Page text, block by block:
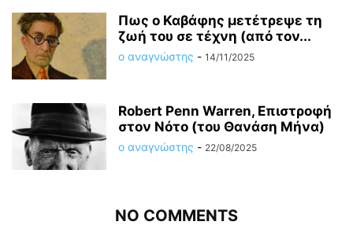
Πως ο Καβάφης μετέτρεψε τη
ζωή του σε τέχνη (από τον...
ο αναγνώστης - 14/11/2025
Robert Penn Warren, Επιστροφή
στον Νότο (του Θανάση Μήνα)
ο αναγνώστης - 22/08/2025
NO COMMENTS